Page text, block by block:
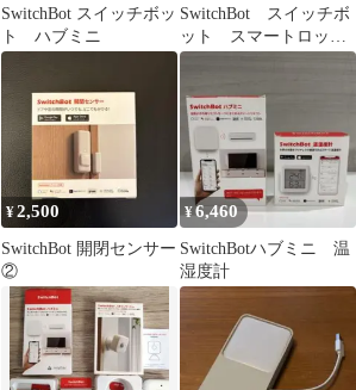
SwitchBot スイッチボッ
ト ハブミニ
SwitchBot スイッチボ
ット スマートロック
Ultra 引き戸アダプタ
¥2,500
SwitchBot 開閉センサー
②
¥6,460
SwitchBotハブミニ 温
湿度計